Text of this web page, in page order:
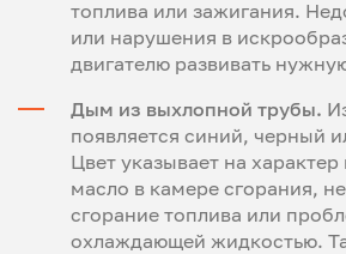
топлива или зажигания.
или нарушения в
двигателю развивать
Дым из выхлопной трубы.
появляется синий, черный
Цвет указывает на
масло в камере сгорания,
сгорание топлива или
охлаждающей жидкостью.